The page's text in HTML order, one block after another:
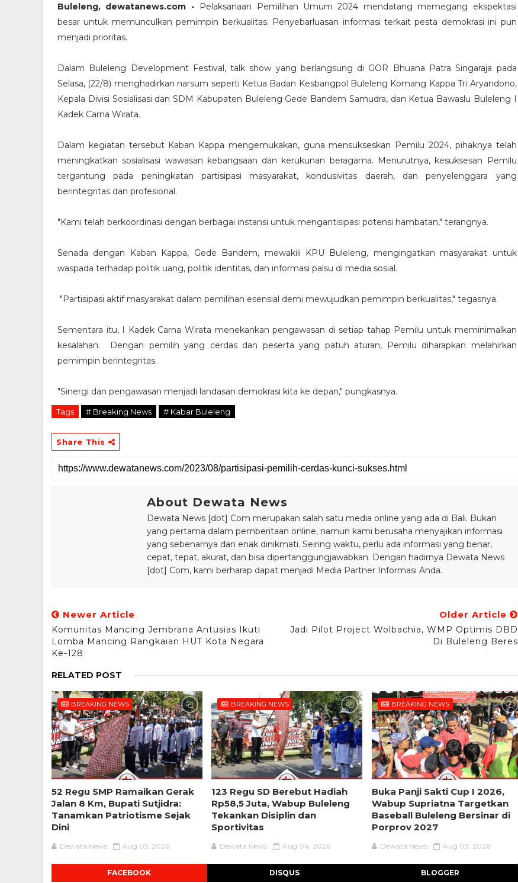
Buleleng, dewatanews.com - Pelaksanaan Pemilihan Umum 2024 mendatang memegang ekspektasi
besar untuk memunculkan pemimpin berkualitas. Penyebarluasan informasi terkait pesta demokrasi ini pun
menjadi prioritas.
Dalam Buleleng Development Festival, talk show yang berlangsung di GOR Bhuana Patra Singaraja pada
Selasa, (22/8) menghadirkan narsum seperti Ketua Badan Kesbangpol Buleleng Komang Kappa Tri Aryandono,
Kepala Divisi Sosialisasi dan SDM Kabupaten Buleleng Gede Bandem Samudra, dan Ketua Bawaslu Buleleng I
Kadek Carna Wirata.
Dalam kegiatan tersebut Kaban Kappa mengemukakan, guna mensukseskan Pemilu 2024, pihaknya telah
meningkatkan sosialisasi wawasan kebangsaan dan kerukunan beragama. Menurutnya, kesuksesan Pemilu
tergantung pada peningkatan partisipasi masyarakat, kondusivitas daerah, dan penyelenggara yang
berintegritas dan profesional.
"Kami telah berkoordinasi dengan berbagai instansi untuk mengantisipasi potensi hambatan," terangnya.
Senada dengan Kaban Kappa, Gede Bandem, mewakili KPU Buleleng, mengingatkan masyarakat untuk
waspada terhadap politik uang, politik identitas, dan informasi palsu di media sosial.
"Partisipasi aktif masyarakat dalam pemilihan esensial demi mewujudkan pemimpin berkualitas," tegasnya.
Sementara itu, I Kadek Carna Wirata menekankan pengawasan di setiap tahap Pemilu untuk meminimalkan
kesalahan. Dengan pemilih yang cerdas dan peserta yang patuh aturan, Pemilu diharapkan melahirkan
pemimpin berintegritas.
"Sinergi dan pengawasan menjadi landasan demokrasi kita ke depan," pungkasnya.
Tags # Breaking News # Kabar Buleleng
Share This
About Dewata News
Dewata News [dot] Com merupakan salah satu media online yang ada di Bali. Bukan
yang pertama dalam pemberitaan online, namun kami berusaha menyajikan informasi
yang sebenarnya dan enak dinikmati. Seiring waktu, perlu ada informasi yang benar,
cepat, tepat, akurat, dan bisa dipertanggungjawabkan. Dengan hadirnya Dewata News
[dot] Com, kami berharap dapat menjadi Media Partner Informasi Anda.
Newer Article
Komunitas Mancing Jembrana Antusias Ikuti
Lomba Mancing Rangkaian HUT Kota Negara
Ke-128
Older Article
Jadi Pilot Project Wolbachia, WMP Optimis DBD
Di Buleleng Beres
RELATED POST
BREAKING NEWS
52 Regu SMP Ramaikan Gerak
Jalan 8 Km, Bupati Sutjidra:
Tanamkan Patriotisme Sejak
Dini
Dewata News Aug 05, 2026
BREAKING NEWS
123 Regu SD Berebut Hadiah
Rp58,5 Juta, Wabup Buleleng
Tekankan Disiplin dan
Sportivitas
Dewata News Aug 04, 2026
BREAKING NEWS
Buka Panji Sakti Cup I 2026,
Wabup Supriatna Targetkan
Baseball Buleleng Bersinar di
Porprov 2027
Dewata News Aug 03, 2026
FACEBOOK DISQUS BLOGGER